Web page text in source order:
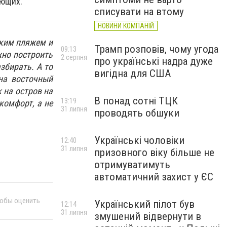
пляжем и
построить
А то
восточный
на остров на
а не
оценить
списувати на втому
НОВИНИ КОМПАНІЙ
Трамп розповів, чому угода
про українські надра дуже
вигідна для США
09:13
2 серпня
В понад сотні ТЦК
проводять обшуки
13:19
31 липня
Українські чоловіки
призовного віку більше не
отримуватимуть
автоматичний захист у ЄС
12:40
31 липня
Український пілот був
змушений відвернути в
12:14
31 липня